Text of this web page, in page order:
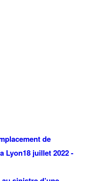
de
Lyon18 juillet 2022 -